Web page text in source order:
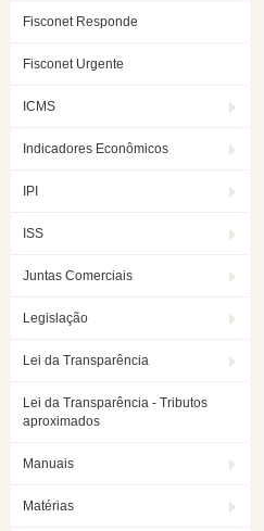
Fisconet Responde
Fisconet Urgente
ICMS
Indicadores Econômicos
IPI
ISS
Juntas Comerciais
Legislação
Lei da Transparência
Lei da Transparência - Tributos
aproximados
Manuais
Matérias